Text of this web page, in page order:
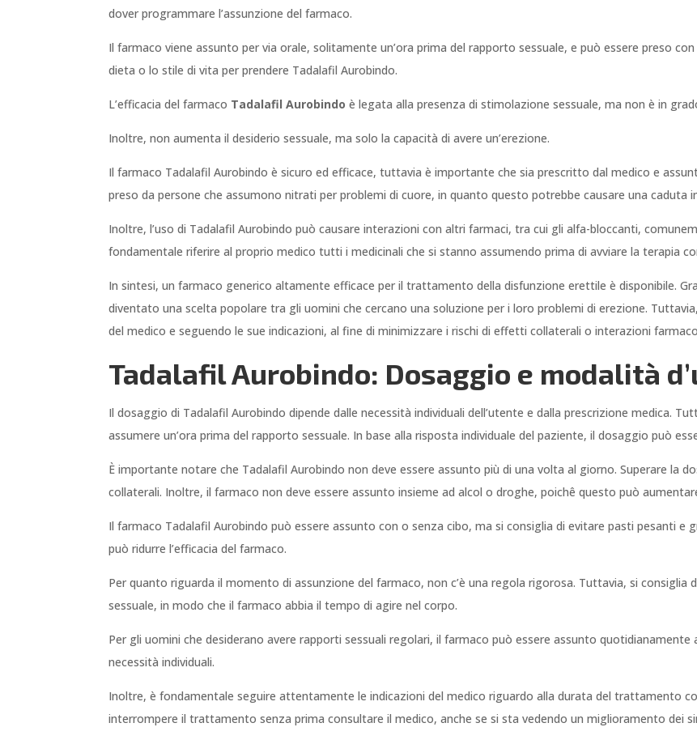
dover programmare l’assunzione del farmaco.
Il farmaco viene assunto per via orale, solitamente un’ora prima del rapporto sessuale, e può essere preso
dieta o lo stile di vita per prendere Tadalafil Aurobindo.
L’efficacia del farmaco Tadalafil Aurobindo è legata alla presenza di stimolazione sessuale, ma non è in
Inoltre, non aumenta il desiderio sessuale, ma solo la capacità di avere un’erezione.
Il farmaco Tadalafil Aurobindo è sicuro ed efficace, tuttavia è importante che sia prescritto dal medico e
preso da persone che assumono nitrati per problemi di cuore, in quanto questo potrebbe causare una caduta
Inoltre, l’uso di Tadalafil Aurobindo può causare interazioni con altri farmaci, tra cui gli alfa-bloccanti,
fondamentale riferire al proprio medico tutti i medicinali che si stanno assumendo prima di avviare la terapia
In sintesi, un farmaco generico altamente efficace per il trattamento della disfunzione erettile è disponibile.
diventato una scelta popolare tra gli uomini che cercano una soluzione per i loro problemi di erezione.
del medico e seguendo le sue indicazioni, al fine di minimizzare i rischi di effetti collaterali o interazioni
Tadalafil Aurobindo: Dosaggio e modalità
Il dosaggio di Tadalafil Aurobindo dipende dalle necessità individuali dell’utente e dalla prescrizione medica.
assumere un’ora prima del rapporto sessuale. In base alla risposta individuale del paziente, il dosaggio può
È importante notare che Tadalafil Aurobindo non deve essere assunto più di una volta al giorno. Superare la
collaterali. Inoltre, il farmaco non deve essere assunto insieme ad alcol o droghe, poichê questo può
Il farmaco Tadalafil Aurobindo può essere assunto con o senza cibo, ma si consiglia di evitare pasti pesanti e
può ridurre l’efficacia del farmaco.
Per quanto riguarda il momento di assunzione del farmaco, non c’è una regola rigorosa. Tuttavia, si consiglia
sessuale, in modo che il farmaco abbia il tempo di agire nel corpo.
Per gli uomini che desiderano avere rapporti sessuali regolari, il farmaco può essere assunto
necessità individuali.
Inoltre, è fondamentale seguire attentamente le indicazioni del medico riguardo alla durata del trattamento
interrompere il trattamento senza prima consultare il medico, anche se si sta vedendo un miglioramento dei